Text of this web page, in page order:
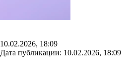
10.02.2026, 18:09
Дата публикации: 10.02.2026, 18:09